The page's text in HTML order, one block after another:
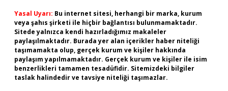
Yasal Uyarı: Bu internet sitesi, herhangi bir marka, kurum
veya şahıs şirketi ile hiçbir bağlantısı bulunmamaktadır.
Sitede yalnızca kendi hazırladığımız makaleler
paylaşılmaktadır. Burada yer alan içerikler haber niteliği
taşımamakta olup, gerçek kurum ve kişiler hakkında
paylaşım yapılmamaktadır. Gerçek kurum ve kişiler ile isim
benzerlikleri tamamen tesadüfidir. Sitemizdeki bilgiler
taslak halindedir ve tavsiye niteliği taşımazlar.